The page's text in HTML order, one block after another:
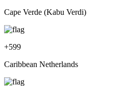
Cape Verde (Kabu Verdi)
+599
Caribbean Netherlands